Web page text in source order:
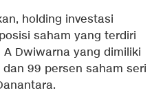
holding investasi
saham yang terdiri
Dwiwarna yang dimiliki
99 persen saham seri